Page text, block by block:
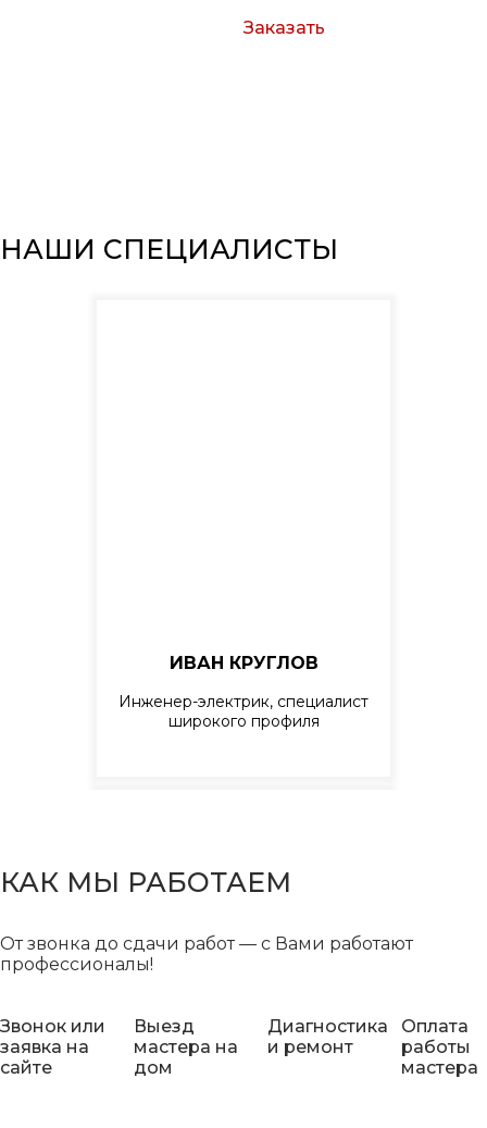
Заказать
НАШИ СПЕЦИАЛИСТЫ
ИВАН КРУГЛОВ
Инженер-электрик, специалист
широкого профиля
Вызвать мастера
КАК МЫ РАБОТАЕМ
От звонка до сдачи работ — с Вами работают
профессионалы!
Звонок или
заявка на
сайте
Выезд
мастера на
дом
Диагностика
и ремонт
Оплата
работы
мастера